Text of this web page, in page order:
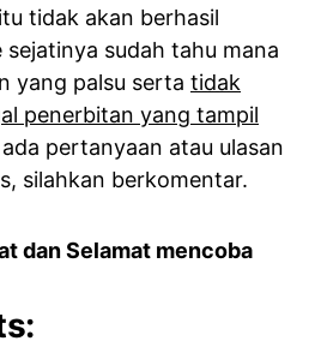
tidak akan berhasil
sejatinya sudah tahu mana
yang palsu serta tidak
penerbitan yang tampil
pertanyaan atau ulasan
silahkan berkomentar.
dan Selamat mencoba